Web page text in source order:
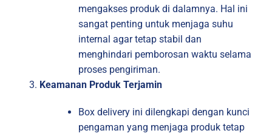
mengakses produk di dalamnya. Hal ini
sangat penting untuk menjaga suhu
internal agar tetap stabil dan
menghindari pemborosan waktu selama
proses pengiriman.
Keamanan Produk Terjamin
Box delivery ini dilengkapi dengan kunci
pengaman yang menjaga produk tetap